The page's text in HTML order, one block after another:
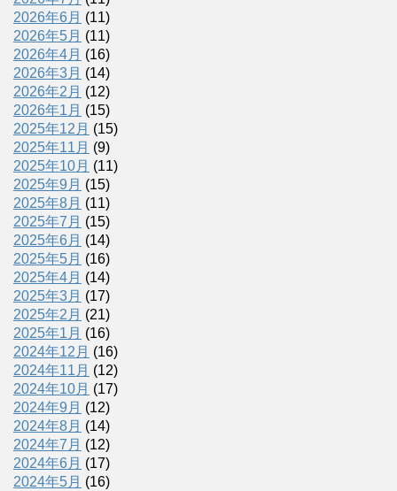
2026年6月 (11)
2026年5月 (11)
2026年4月 (16)
2026年3月 (14)
2026年2月 (12)
2026年1月 (15)
2025年12月 (15)
2025年11月 (9)
2025年10月 (11)
2025年9月 (15)
2025年8月 (11)
2025年7月 (15)
2025年6月 (14)
2025年5月 (16)
2025年4月 (14)
2025年3月 (17)
2025年2月 (21)
2025年1月 (16)
2024年12月 (16)
2024年11月 (12)
2024年10月 (17)
2024年9月 (12)
2024年8月 (14)
2024年7月 (12)
2024年6月 (17)
2024年5月 (16)